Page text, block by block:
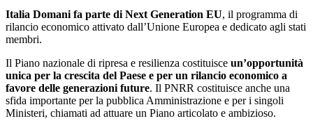
Italia Domani fa parte di Next Generation EU, il programma di
rilancio economico attivato dall’Unione Europea e dedicato agli stati
membri.
Il Piano nazionale di ripresa e resilienza costituisce un’opportunità
unica per la crescita del Paese e per un rilancio economico a
favore delle generazioni future. Il PNRR costituisce anche una
sfida importante per la pubblica Amministrazione e per i singoli
Ministeri, chiamati ad attuare un Piano articolato e ambizioso.